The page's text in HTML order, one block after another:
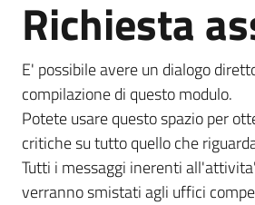
Richiesta
E' possibile avere un dialogo
compilazione di questo modulo.
Potete usare questo spazio per
critiche su tutto quello che
Tutti i messaggi inerenti
verranno smistati agli uffici